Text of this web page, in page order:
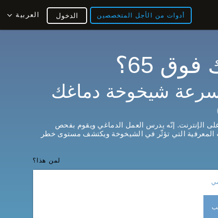
أدوات من الأجل المتخصصين العربية الدخول
65؟
سرعة شيخوخة دماغك
الإنترنت. إنّه يدرس العمل الدماغي ويقوم بفحص
المعرفية التي تؤثّر في الشيخوخة ويكتشف مستوى خطر
لمن هذا؟